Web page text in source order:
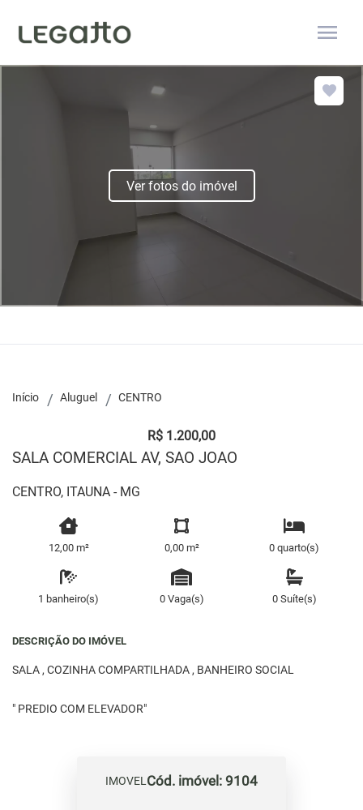
menu
Ver fotos do imóvel
Início Aluguel CENTRO
R$ 1.200,00
SALA COMERCIAL AV, SAO JOAO
CENTRO, ITAUNA - MG
12,00 m² 0,00 m² 0 quarto(s)
1 banheiro(s) 0 Vaga(s) 0 Suíte(s)
DESCRIÇÃO DO IMÓVEL
SALA , COZINHA COMPARTILHADA , BANHEIRO SOCIAL
" PREDIO COM ELEVADOR"
IMOVELCód. imóvel: 9104